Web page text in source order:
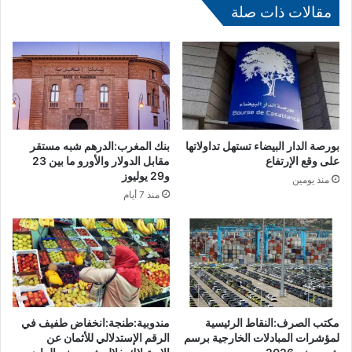
ر
ب
ي
ج
ت
م
ا
ع
ي
ل
ك
ن
ت
ن
مقالات ذات صلة
بورصة الدار البيضاء تستهل تداولاتها
على وقع الإرتفاع
منذ يومين
بنك المغرب:الدرهم شبه مستقر
مقابل الدولار والأورو ما بين 23
و29 يوليوز
منذ 7 أيام
مكتب الصرف:النقاط الرئيسية
لمؤشرات المبادلات الخارجية برسم
مندوبية:طنجة:انخفاض طفيف في
الرقم الإستدلالي للأثمان عن